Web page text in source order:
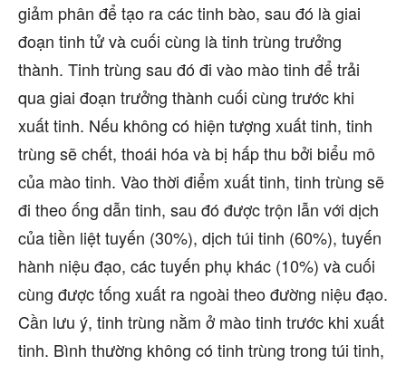
giảm phân để tạo ra các tinh bào, sau đó là giai
đoạn tinh tử và cuối cùng là tinh trùng trưởng
thành. Tinh trùng sau đó đi vào mào tinh để trải
qua giai đoạn trưởng thành cuối cùng trước khi
xuất tinh. Nếu không có hiện tượng xuất tinh, tinh
trùng sẽ chết, thoái hóa và bị hấp thu bởi biểu mô
của mào tinh. Vào thời điểm xuất tinh, tinh trùng sẽ
đi theo ống dẫn tinh, sau đó được trộn lẫn với dịch
của tiền liệt tuyến (30%), dịch túi tinh (60%), tuyến
hành niệu đạo, các tuyến phụ khác (10%) và cuối
cùng được tống xuất ra ngoài theo đường niệu đạo.
Cần lưu ý, tinh trùng nằm ở mào tinh trước khi xuất
tinh. Bình thường không có tinh trùng trong túi tinh,